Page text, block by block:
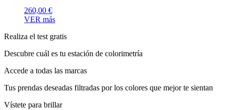
260,00 €
VER más
Realiza el test gratis
Descubre cuál es tu estación de colorimetría
Accede a todas las marcas
Tus prendas deseadas filtradas por los colores que mejor te sientan
Vístete para brillar